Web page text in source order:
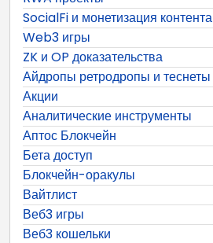
SocialFi и монетизация контента
Web3 игры
ZK и OP доказательства
Айдропы ретродропы и теснеты
Акции
Аналитические инструменты
Аптос Блокчейн
Бета доступ
Блокчейн-оракулы
Вайтлист
Веб3 игры
Веб3 кошельки